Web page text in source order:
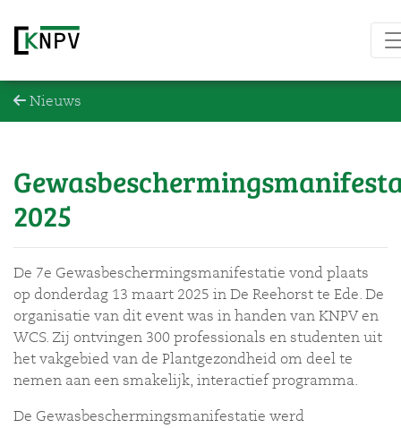
Nieuws
2025
De 7e Gewasbeschermingsmanifestatie vond plaats
op donderdag 13 maart 2025 in De Reehorst te Ede. De
organisatie van dit event was in handen van KNPV en
WCS. Zij ontvingen 300 professionals en studenten uit
het vakgebied van de Plantgezondheid om deel te
nemen aan een smakelijk, interactief programma.
De Gewasbeschermingsmanifestatie werd